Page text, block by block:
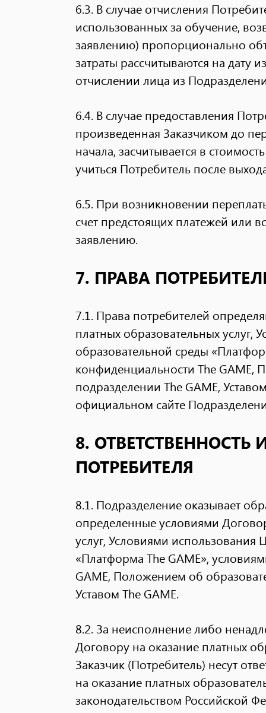
6.3. В случае отчисления
использованных за обучение,
заявлению) пропорционально
затраты рассчитываются на дату
отчислении лица из
6.4. В случае предоставления
произведенная Заказчиком до
начала, засчитывается в
учиться Потребитель после
6.5. При возникновении
счет предстоящих платежей или
заявлению.
7. ПРАВА
7.1. Права потребителей
платных образовательных
образовательной среды
конфиденциальности The
подразделении The GAME,
официальном сайте
8.
ПОТРЕБИТЕЛЯ
8.1. Подразделение оказывает
определенные условиями
услуг, Условиями
«Платформа The GAME»,
GAME, Положением об
Уставом The GAME.
8.2. За неисполнение либо
Договору на оказание платных
Заказчик (Потребитель) несут
на оказание платных
законодательством Российской